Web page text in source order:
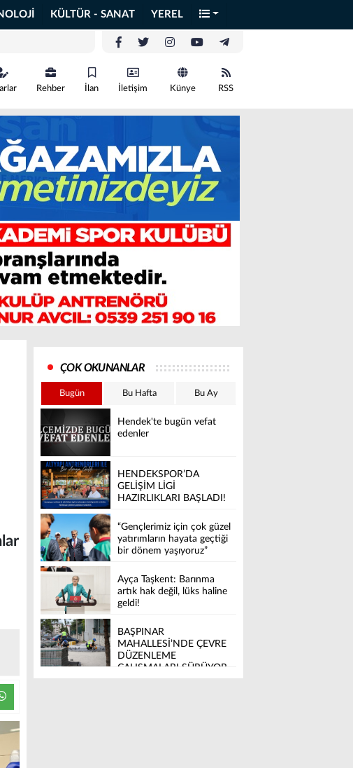
KÜLTÜR - SANAT YEREL
Rehber İlan İletişim Künye RSS
ÇOK OKUNANLAR
Bugün Bu Hafta Bu Ay
Hendek'te bugün vefat
edenler
HENDEKSPOR’DA
GELİŞİM LİGİ
HAZIRLIKLARI BAŞLADI!
“Gençlerimiz için çok güzel
yatırımların hayata geçtiği
bir dönem yaşıyoruz”
Ayça Taşkent: Barınma
artık hak değil, lüks haline
geldi!
BAŞPINAR
MAHALLESİ’NDE ÇEVRE
DÜZENLEME
ÇALIŞMALARI SÜRÜYOR